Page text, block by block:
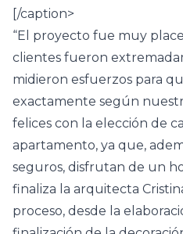
[/caption>
“El proyecto fue muy
clientes fueron
midieron esfuerzos para
exactamente según
felices con la elección de
apartamento, ya que,
seguros, disfrutan de un
finaliza la arquitecta
proceso, desde la